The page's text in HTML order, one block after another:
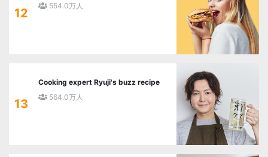
12
554.0万人
13
Cooking expert Ryuji's buzz recipe
564.0万人